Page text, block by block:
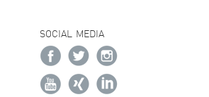
SOCIAL MEDIA